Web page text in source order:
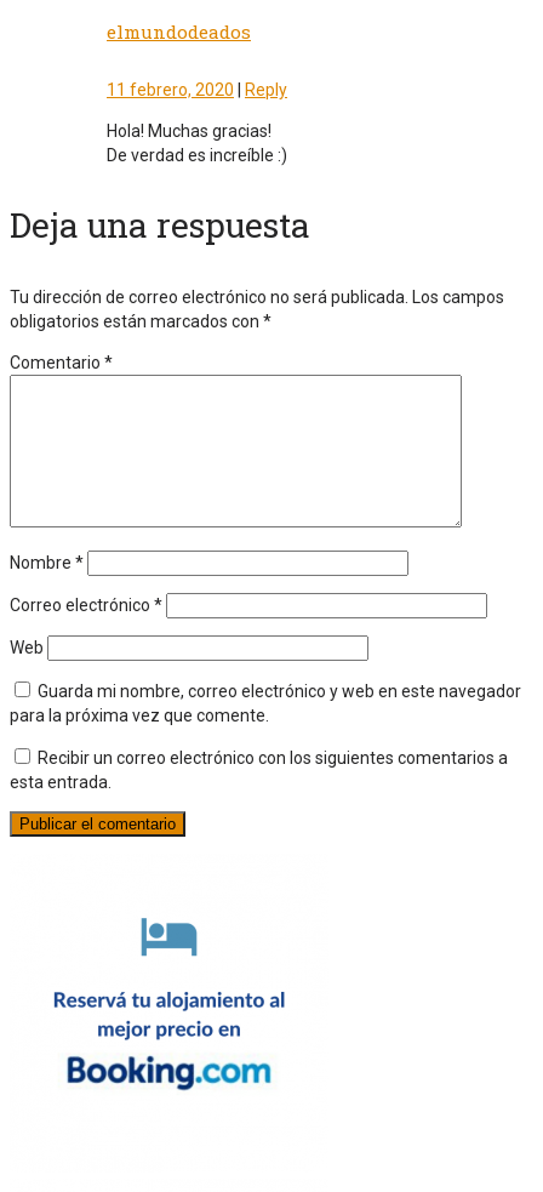
elmundodeados
11 febrero, 2020 | Reply
Hola! Muchas gracias!
De verdad es increíble :)
Deja una respuesta
Tu dirección de correo electrónico no será publicada. Los campos
obligatorios están marcados con *
Comentario *
Nombre *
Correo electrónico *
Web
Guarda mi nombre, correo electrónico y web en este navegador
para la próxima vez que comente.
Recibir un correo electrónico con los siguientes comentarios a
esta entrada.